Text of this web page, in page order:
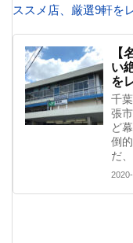
ススメ店、厳選9軒を
【
い
を
千
張
ど
倒
だ